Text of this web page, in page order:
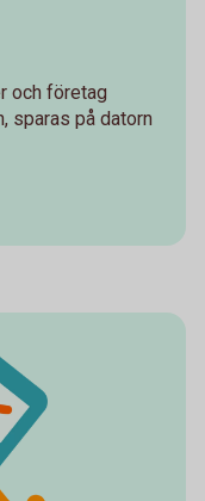
och företag
sparas på datorn